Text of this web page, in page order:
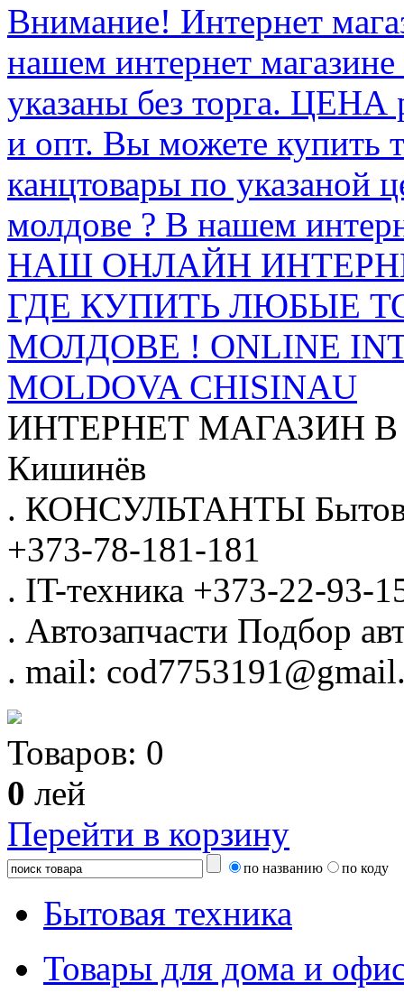
Внимание! Интернет
нашем интернет
указаны без торга.
и опт. Вы можете купить
канцтовары по указаной
молдове ? В нашем
НАШ ОНЛАЙН
ГДЕ КУПИТЬ ЛЮБЫЕ
МОЛДОВЕ ! ONLINE
MOLDOVA CHISINAU
ИНТЕРНЕТ МАГАЗИН
Кишинёв
. КОНСУЛЬТАНТЫ
+373-78-181-181
. IT-техника +373-22-93-
. Автозапчасти Подбор
. mail:
Товаров: 0
0 лей
Перейти в корзину
по названию по коду
Бытовая техника
Товары для дома и